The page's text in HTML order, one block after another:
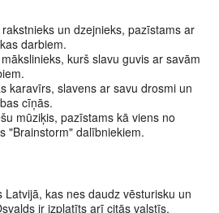
un dzejnieks, pazīstams ar
darbiem.
kurš slavu guvis ar savām
karavīrs, slavens ar savu drosmi un
cīņās.
mūziķis, pazīstams kā viens no
"Brainstorm" dalībniekiem.
kas nes daudz vēsturisku un
ir izplatīts arī citās valstīs,